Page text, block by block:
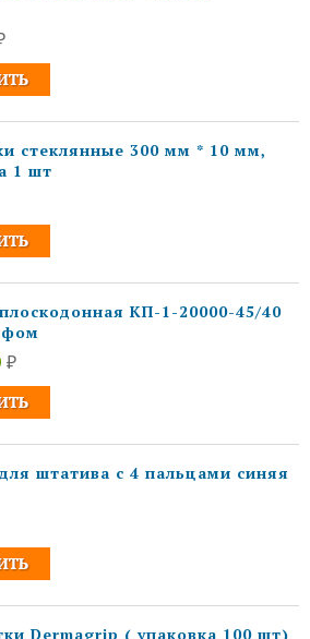
стеклянные 300 мм * 10 мм,
1 шт
КП-1-20000-45/40
₽
штатива с 4 пальцами синяя
Dermagrip ( упаковка 100 шт)